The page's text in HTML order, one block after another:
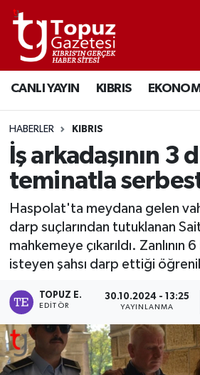
CANLI YAYIN KIBRIS
HABERLER KIBRIS
İş arkadaşının 3
teminatla
Haspolat'ta meydana gelen
darp suçlarından tutuklanan
mahkemeye çıkarıldı. Zanlının
isteyen şahsı darp ettiği
TOPUZ E.
EDITÖR
30.10.2024 - 13:25
YAYINLANMA
KIBRIS
DÜNYA
EKONOMİ
MAGAZİN
SPOR
TEKNOLOJİ
TÜRKİYE
Lefkoşa Nöbetçi Eczaneler
Lefkoşa Hava Durumu
Lefkoşa Trafik Yoğunluk
Süper Lig Puan Durumu ve
Son Dakika Haberleri
Haber Arşivi